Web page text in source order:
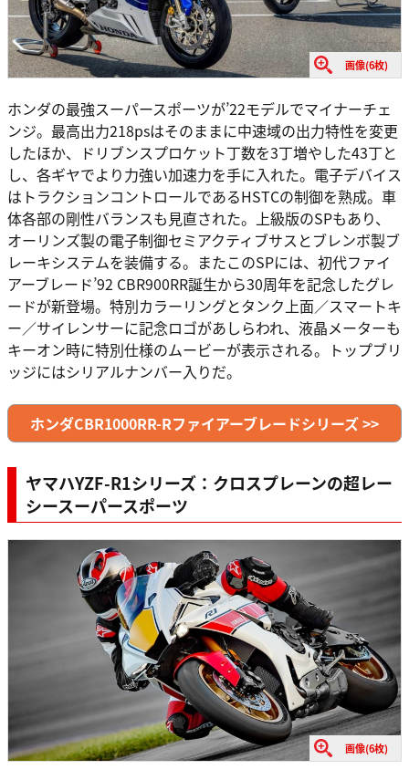
画像(6枚)
ホンダの最強スーパースポーツが’22モデルでマイナーチェ
ンジ。最高出力218psはそのままに中速域の出力特性を変更
したほか、ドリブンスプロケット丁数を3丁増やした43丁と
し、各ギヤでより力強い加速力を手に入れた。電子デバイス
はトラクションコントロールであるHSTCの制御を熟成。車
体各部の剛性バランスも見直された。上級版のSPもあり、
オーリンズ製の電子制御セミアクティブサスとブレンボ製ブ
レーキシステムを装備する。またこのSPには、初代ファイ
アーブレード’92 CBR900RR誕生から30周年を記念したグレ
ードが新登場。特別カラーリングとタンク上面／スマートキ
ー／サイレンサーに記念ロゴがあしらわれ、液晶メーターも
キーオン時に特別仕様のムービーが表示される。トップブリ
ッジにはシリアルナンバー入りだ。
ホンダCBR1000RR-Rファイアーブレードシリーズ >>
ヤマハYZF-R1シリーズ：クロスプレーンの超レー
シースーパースポーツ
画像(6枚)